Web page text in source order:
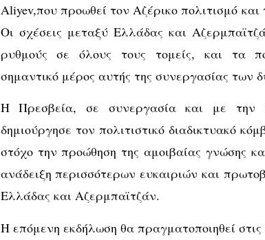
Aliyev,που προωθεί τον Αζέρικο πολιτισμό
Οι σχέσεις μεταξύ Ελλάδας και
ρυθμούς σε όλους τους τομείς, και τα
σημαντικό μέρος αυτής της συνεργασίας των
Η Πρεσβεία, σε συνεργασία και με την
δημιούργησε τον πολιτιστικό διαδικτυακό
στόχο την προώθηση της αμοιβαίας γνώσης
ανάδειξη περισσότερων ευκαιριών και
Ελλάδας και Αζερμπαϊτζάν.
Η επόμενη εκδήλωση θα πραγματοποιηθεί